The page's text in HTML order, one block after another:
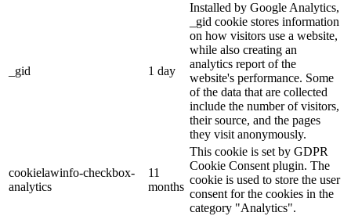
_gid 1 day
Installed by Google Analytics,
_gid cookie stores information
on how visitors use a website,
while also creating an
analytics report of the
website's performance. Some
of the data that are collected
include the number of visitors,
their source, and the pages
they visit anonymously.
cookielawinfo-checkbox-
analytics
11
months
This cookie is set by GDPR
Cookie Consent plugin. The
cookie is used to store the user
consent for the cookies in the
category "Analytics".